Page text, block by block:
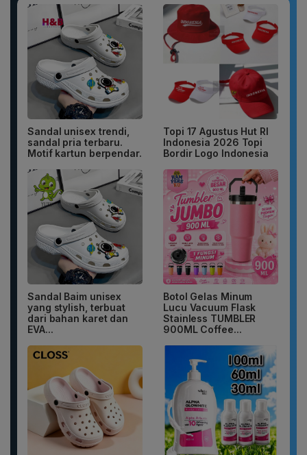
Sandal unisex trendi,
sandal pria terbaru.
Motif kartun berpendar.
Topi 17 Agustus Hut RI
Indonesia 2026 Topi
Bordir Logo Indonesia
Sandal Baim unisex
yang stylish, terbuat
dari bahan karet dan
EVA...
Botol Gelas Minum
Lucu Vacuum Flask
Stainless TUMBLER
900ML Coffee...